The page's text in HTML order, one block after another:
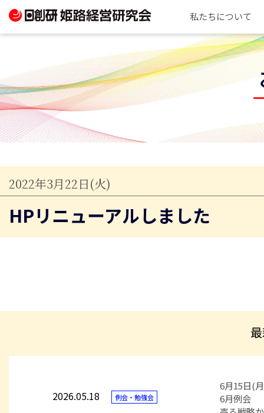
私たちについて
2022年3月22日(火)
HPリニューアルしました
2026.05.18 例会・勉強会
6月15日(
6月例会